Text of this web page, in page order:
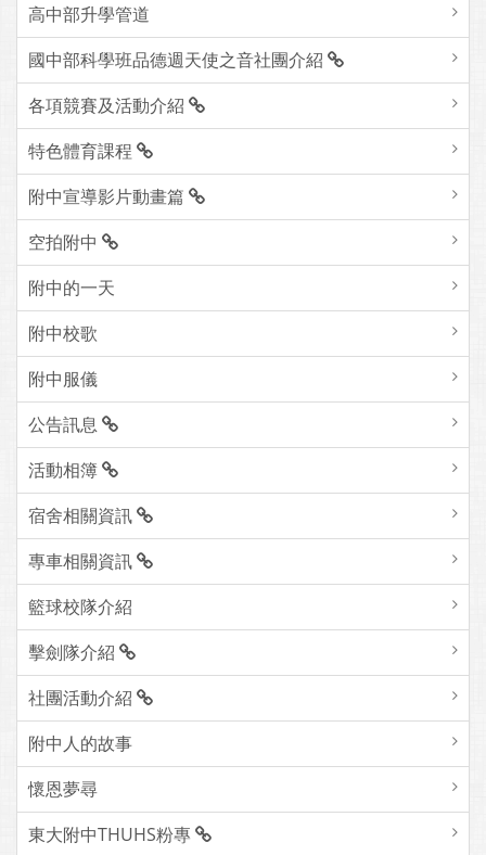
高中部升學管道
國中部科學班品德週天使之音社團介紹
各項競賽及活動介紹
特色體育課程
附中宣導影片動畫篇
空拍附中
附中的一天
附中校歌
附中服儀
公告訊息
活動相簿
宿舍相關資訊
專車相關資訊
籃球校隊介紹
擊劍隊介紹
社團活動介紹
附中人的故事
懷恩夢尋
東大附中THUHS粉專